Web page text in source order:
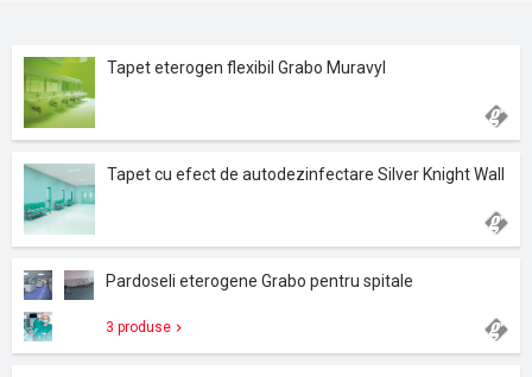
Tapet eterogen flexibil Grabo Muravyl
Tapet cu efect de autodezinfectare Silver Knight Wall
Pardoseli eterogene Grabo pentru spitale
3 produse